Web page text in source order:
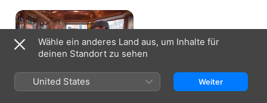
S1, F5
Joe Elliot
Brian Johnson reist nach Dublin,
um Def Leppard-Frontmann Joe
Wähle ein anderes Land aus, um Inhalte für
deinen Standort zu sehen
United States Weiter